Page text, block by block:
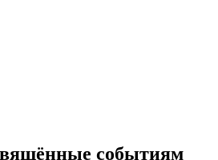
событиям